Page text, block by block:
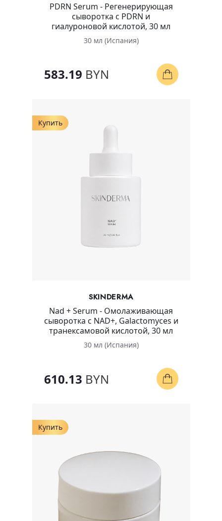
PDRN Serum - Регенерирующая
сыворотка с PDRN и
гиалуроновой кислотой, 30 мл
30 мл (Испания)
583.19 BYN
Купить
SKINDERMA
Nad + Serum - Омолаживающая
сыворотка с NAD+, Galactomyces и
транексамовой кислотой, 30 мл
30 мл (Испания)
610.13 BYN
Купить